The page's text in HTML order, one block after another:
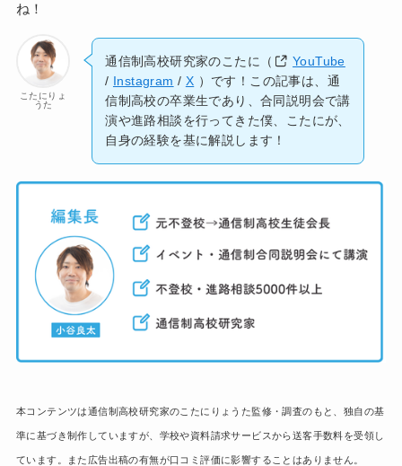
ね！
こたにりょ
うた
通信制高校研究家のこたに（
YouTube
/ Instagram / X ）です！この記事は、通
信制高校の卒業生であり、合同説明会で講
演や進路相談を行ってきた僕、こたにが、
自身の経験を基に解説します！
本コンテンツは通信制高校研究家のこたにりょうた監修・調査のもと、独自の基
準に基づき制作していますが、学校や資料請求サービスから送客手数料を受領し
ています。また広告出稿の有無が口コミ評価に影響することはありません。